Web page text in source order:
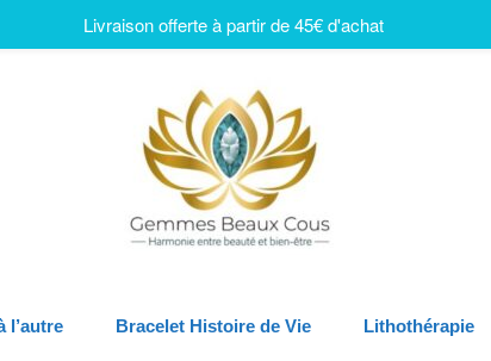
l’autre Bracelet Histoire de Vie Lithothérapie
Livraison offerte à partir de 45€ d'achat